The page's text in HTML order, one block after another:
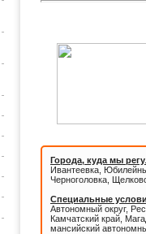
Города, куда мы
Ивантеевка,
Черноголовка,
Специальные
Автономный округ,
Камчатский край,
мансийский